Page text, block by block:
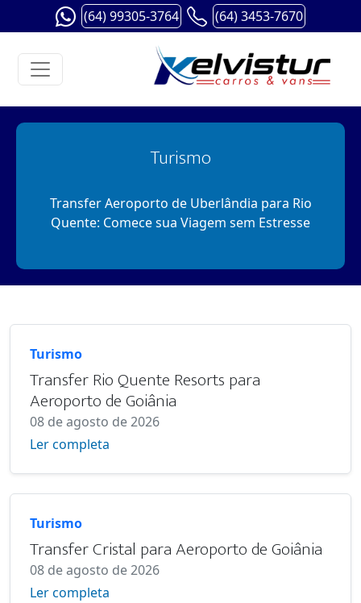
(64) 99305-3764 (64) 3453-7670
Turismo
Transfer Aeroporto de Uberlândia para Rio
Quente: Comece sua Viagem sem Estresse
Turismo
Transfer Rio Quente Resorts para
Aeroporto de Goiânia
08 de agosto de 2026
Ler completa
Turismo
Transfer Cristal para Aeroporto de Goiânia
08 de agosto de 2026
Ler completa